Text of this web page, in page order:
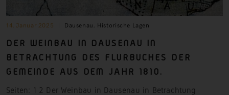
14. Januar 2025 Dausenau Historische Lagen
DER WEINBAU IN DAUSENAU IN
BETRACHTUNG DES FLURBUCHES DER
GEMEINDE AUS DEM JAHR 1810.
Seiten: 1 2 Der Weinbau in Dausenau in Betrachtung